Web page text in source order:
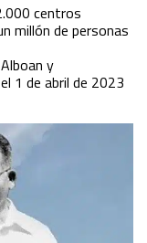
centros
millón de personas
y
1 de abril de 2023